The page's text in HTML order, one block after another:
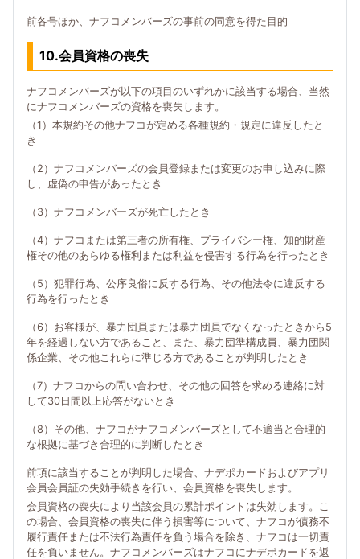
前各号ほか、ナフコメンバーズの事前の同意を得た目的
10.会員資格の喪失
ナフコメンバーズが以下の項目のいずれかに該当する場合、当然
にナフコメンバーズの資格を喪失します。
（1）本規約その他ナフコが定める各種規約・規定に違反したと
き
（2）ナフコメンバーズの会員登録または変更のお申し込みに際
し、虚偽の申告があったとき
（3）ナフコメンバーズが死亡したとき
（4）ナフコまたは第三者の所有権、プライバシー権、知的財産
権その他のあらゆる権利または利益を侵害する行為を行ったとき
（5）犯罪行為、公序良俗に反する行為、その他法令に違反する
行為を行ったとき
（6）お客様が、暴力団員または暴力団員でなくなったときから5
年を経過しない方であること、また、暴力団準構成員、暴力団関
係企業、その他これらに準じる方であることが判明したとき
（7）ナフコからの問い合わせ、その他の回答を求める連絡に対
して30日間以上応答がないとき
（8）その他、ナフコがナフコメンバーズとして不適当と合理的
な根拠に基づき合理的に判断したとき
前項に該当することが判明した場合、ナデポカードおよびアプリ
会員会員証の失効手続きを行い、会員資格を喪失します。
会員資格の喪失により当該会員の累計ポイントは失効します。こ
の場合、会員資格の喪失に伴う損害等について、ナフコが債務不
履行責任または不法行為責任を負う場合を除き、ナフコは一切責
任を負いません。ナフコメンバーズはナフコにナデポカードを返